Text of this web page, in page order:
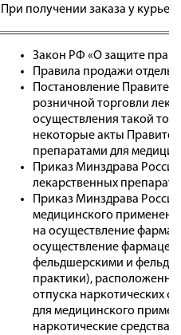
При получении заказа у
Закон РФ «О защите прав
Правила продажи
Постановление
розничной торговли
осуществления такой
некоторые акты
препаратами для
Приказ Минздрава
лекарственных
Приказ Минздрава
медицинского
на осуществление
осуществление
фельдшерскими и
практики),
отпуска наркотических
для медицинского
наркотические средства